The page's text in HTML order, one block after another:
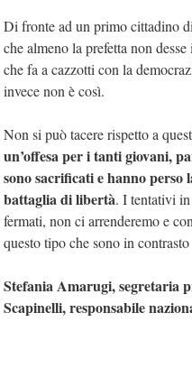
Di fronte ad un primo cittadino
che almeno la prefetta non
che fa a cazzotti con la
invece non è così.
Non si può tacere rispetto a
un’offesa per i tanti giovani,
sono sacrificati e hanno perso
battaglia di libertà. I tentativi
fermati, non ci arrenderemo e
questo tipo che sono in
Stefania Amarugi, segretaria
Scapinelli, responsabile